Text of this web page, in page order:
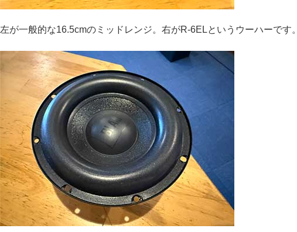
左が一般的な16.5cmのミッドレンジ。右がR-6ELというウーハーです。